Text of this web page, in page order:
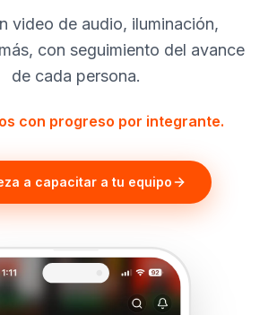
video de audio, iluminación,
con seguimiento del avance
de cada persona.
con progreso por integrante.
a capacitar a tu equipo